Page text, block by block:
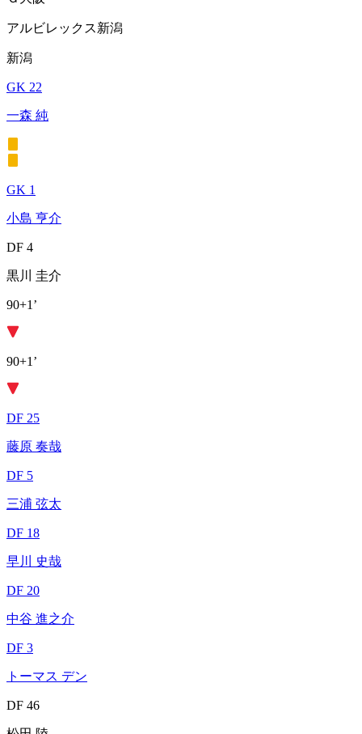
アルビレックス新潟
新潟
GK 22
一森 純
GK 1
小島 亨介
DF 4
黒川 圭介
90+1’
90+1’
DF 25
藤原 奏哉
DF 5
三浦 弦太
DF 18
早川 史哉
DF 20
中谷 進之介
DF 3
トーマス デン
DF 46